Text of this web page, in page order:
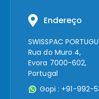
Endereço
SWISSPAC
Rua do Muro 4,
Evora 7000-602,
Portugal
Gopi : +91-992-